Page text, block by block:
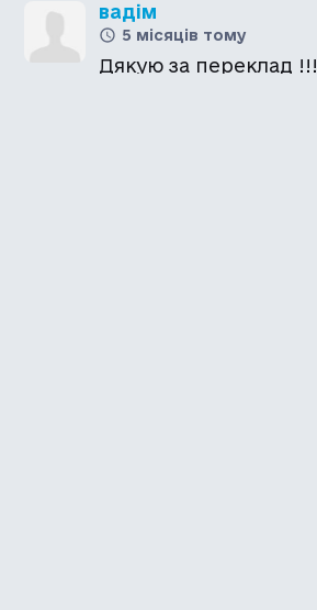
вадім
5 місяців тому
Дякую за переклад !!!